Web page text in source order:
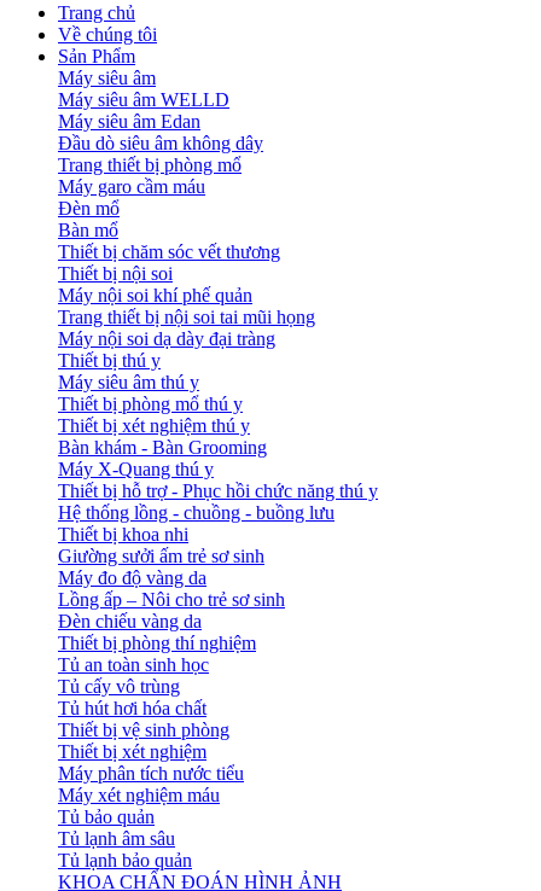
Trang chủ
Về chúng tôi
Sản Phẩm
Máy siêu âm
Máy siêu âm WELLD
Máy siêu âm Edan
Đầu dò siêu âm không dây
Trang thiết bị phòng mổ
Máy garo cầm máu
Đèn mổ
Bàn mổ
Thiết bị chăm sóc vết thương
Thiết bị nội soi
Máy nội soi khí phế quản
Trang thiết bị nội soi tai mũi họng
Máy nội soi dạ dày đại tràng
Thiết bị thú y
Máy siêu âm thú y
Thiết bị phòng mổ thú y
Thiết bị xét nghiệm thú y
Bàn khám - Bàn Grooming
Máy X-Quang thú y
Thiết bị hỗ trợ - Phục hồi chức năng thú y
Hệ thống lồng - chuồng - buồng lưu
Thiết bị khoa nhi
Giường sưởi ấm trẻ sơ sinh
Máy đo độ vàng da
Lồng ấp – Nôi cho trẻ sơ sinh
Đèn chiếu vàng da
Thiết bị phòng thí nghiệm
Tủ an toàn sinh học
Tủ cấy vô trùng
Tủ hút hơi hóa chất
Thiết bị vệ sinh phòng
Thiết bị xét nghiệm
Máy phân tích nước tiểu
Máy xét nghiệm máu
Tủ bảo quản
Tủ lạnh âm sâu
Tủ lạnh bảo quản
KHOA CHẨN ĐOÁN HÌNH ẢNH